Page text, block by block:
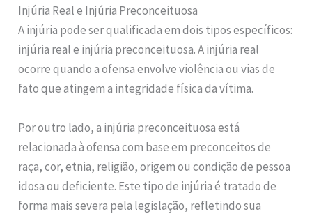
Injúria Real e Injúria Preconceituosa
A injúria pode ser qualificada em dois tipos específicos:
injúria real e injúria preconceituosa. A injúria real
ocorre quando a ofensa envolve violência ou vias de
fato que atingem a integridade física da vítima.
Por outro lado, a injúria preconceituosa está
relacionada à ofensa com base em preconceitos de
raça, cor, etnia, religião, origem ou condição de pessoa
idosa ou deficiente. Este tipo de injúria é tratado de
forma mais severa pela legislação, refletindo sua